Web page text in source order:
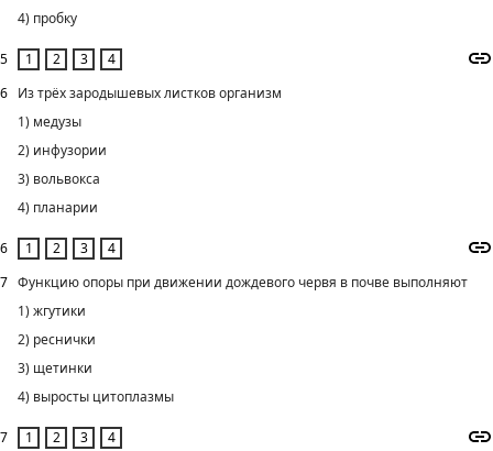
5
4) пробку
6
6
Из трёх зародышевых листков организм
1) медузы
2) инфузории
3) вольвокса
4) планарии
7
7
Функцию опоры при движении дождевого червя в почве выполняют
1) жгутики
2) реснички
3) щетинки
4) выросты цитоплазмы